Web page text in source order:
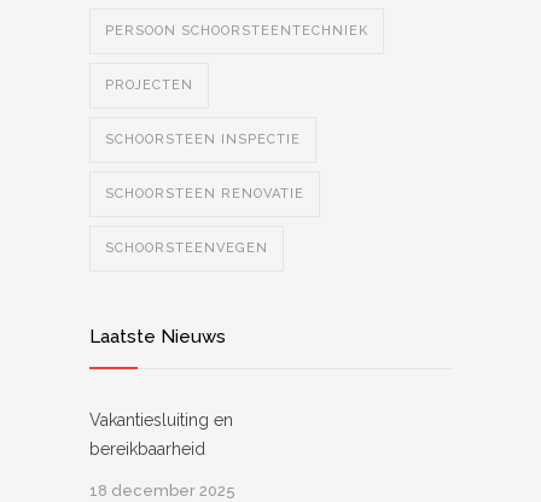
PERSOON SCHOORSTEENTECHNIEK
PROJECTEN
SCHOORSTEEN INSPECTIE
SCHOORSTEEN RENOVATIE
SCHOORSTEENVEGEN
Laatste Nieuws
Vakantiesluiting en
bereikbaarheid
18 december 2025